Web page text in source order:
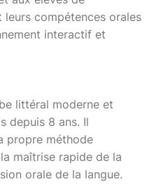
compétences orales
interactif et
littéral moderne et
depuis 8 ans. Il
propre méthode
maîtrise rapide de la
orale de la langue.